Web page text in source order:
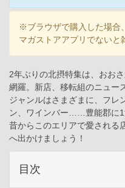
※ブラウザで購入した場合
マガストアアプリでないと
2年ぶりの北摂特集は、おお
網羅。新店、移転組のニュー
ジャンルはさまざまに、フレ
ン、ワインバー……豊能郡に1
昔からこのエリアで愛される
へ出かけましょう！
目次